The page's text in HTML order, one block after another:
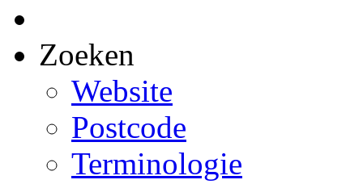
Zoeken
Website
Postcode
Terminologie